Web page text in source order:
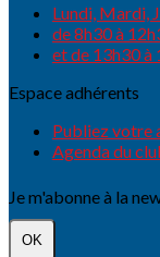
Lundi, Mardi,
de 8h30 à
et de 13h30 à
Espace adhérents
Publiez votre
Agenda du
Je m'abonne à la
OK